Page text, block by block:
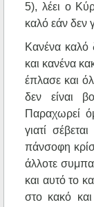
5), λέει ο
καλό εάν δεν
Κανένα καλό
και κανένα
έπλασε και
δεν είναι
Παραχωρεί
γιατί
πάνσοφη
άλλοτε
και αυτό το
στο κακό